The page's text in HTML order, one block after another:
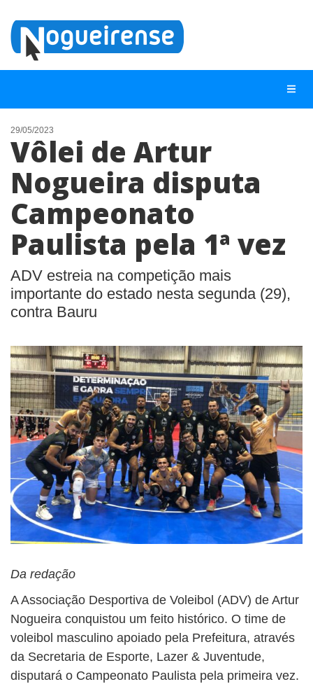
NOTÍCIAS
LISTA DIGITAL
TELEFONES ÚTEIS
QUEM SOMOS
CONTATO
ANUNCIE
29/05/2023
Vôlei de Artur
Nogueira disputa
Campeonato
Paulista pela 1ª vez
ADV estreia na competição mais
importante do estado nesta segunda (29),
contra Bauru
Da redação
A Associação Desportiva de Voleibol (ADV) de Artur
Nogueira conquistou um feito histórico. O time de
voleibol masculino apoiado pela Prefeitura, através
da Secretaria de Esporte, Lazer & Juventude,
disputará o Campeonato Paulista pela primeira vez.